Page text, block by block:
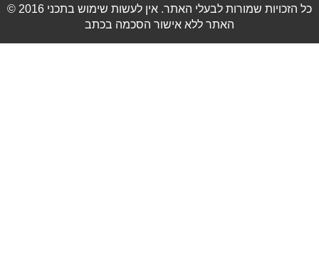
© 2016 כל הזכויות שמורות לבעלי האתר. אין לעשות שימוש בתכני
האתר ללא אישור הסכמה בכתב